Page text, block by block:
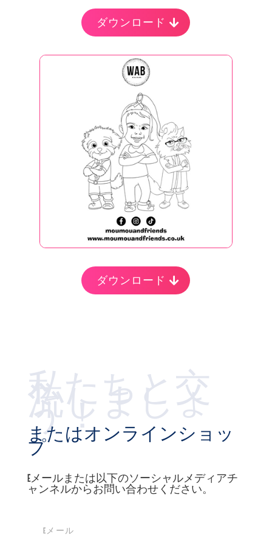
ダウンロード
ダウンロード
私たちと交
流しましょ
う！
またはオンラインショッ
プ
Eメールまたは以下のソーシャルメディアチ
ャンネルからお問い合わせください。